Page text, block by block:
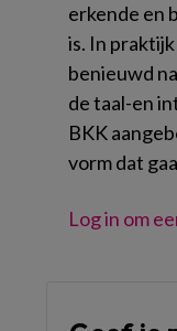
erkende en
is. In
benieuwd
de taal-en
BKK
vorm dat
Log in om